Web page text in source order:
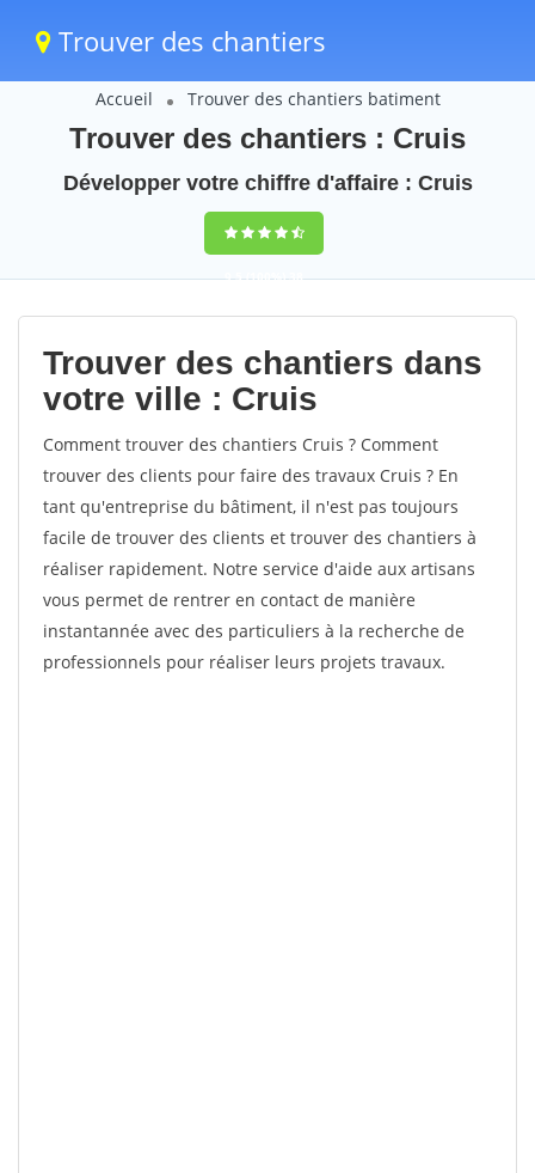
Trouver des chantiers
Accueil Trouver des chantiers batiment
Trouver des chantiers : Cruis
Développer votre chiffre d'affaire : Cruis
9,5(100%)38
votes
Trouver des chantiers dans
votre ville : Cruis
Comment trouver des chantiers Cruis ? Comment
trouver des clients pour faire des travaux Cruis ? En
tant qu'entreprise du bâtiment, il n'est pas toujours
facile de trouver des clients et trouver des chantiers à
réaliser rapidement. Notre service d'aide aux artisans
vous permet de rentrer en contact de manière
instantannée avec des particuliers à la recherche de
professionnels pour réaliser leurs projets travaux.